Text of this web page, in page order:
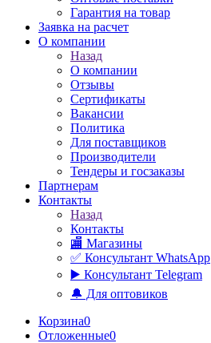
Гарантия на товар
Заявка на расчет
О компании
Назад
О компании
Отзывы
Сертификаты
Вакансии
Политика
Для поставщиков
Производители
Тендеры и госзаказы
Партнерам
Контакты
Назад
Контакты
🏬 Магазины
✅️ Консультант WhatsApp
▶️ Консультант Telegram
🔔 Для оптовиков
Корзина0
Отложенные0